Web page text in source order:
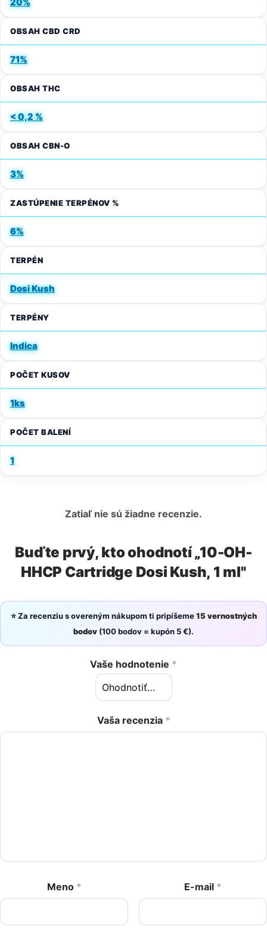
20%
OBSAH CBD CRD
71%
OBSAH THC
< 0,2 %
OBSAH CBN-O
3%
ZASTÚPENIE TERPÉNOV %
6%
TERPÉN
Dosi Kush
TERPÉNY
Indica
POČET KUSOV
1ks
POČET BALENÍ
1
Zatiaľ nie sú žiadne recenzie.
Buďte prvý, kto ohodnotí „10-OH-
HHCP Cartridge Dosi Kush, 1 ml"
⭐ Za recenziu s overeným nákupom ti pripíšeme15 vernostných
bodov (100 bodov = kupón 5 €).
Vaše hodnotenie *
Vaša recenzia *
Meno * E-mail *